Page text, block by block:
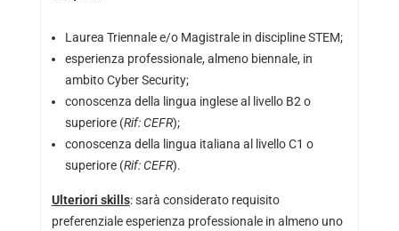
Laurea Triennale e/o Magistrale in discipline STEM;
esperienza professionale, almeno biennale, in
ambito Cyber Security;
conoscenza della lingua inglese al livello B2 o
superiore (Rif: CEFR);
conoscenza della lingua italiana al livello C1 o
superiore (Rif: CEFR).
Ulteriori skills: sarà considerato requisito
preferenziale esperienza professionale in almeno uno